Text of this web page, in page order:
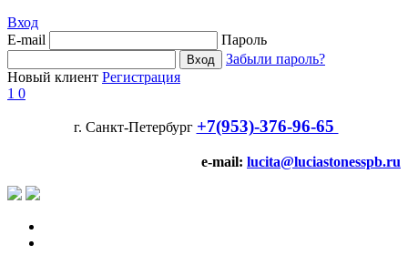
Вход
E-mail
Пароль
Забыли пароль?
Новый клиент Регистрация
1 0
г. Санкт-Петербург +7(953)-376-96-65
e-mail: lucita@luciastonesspb.ru